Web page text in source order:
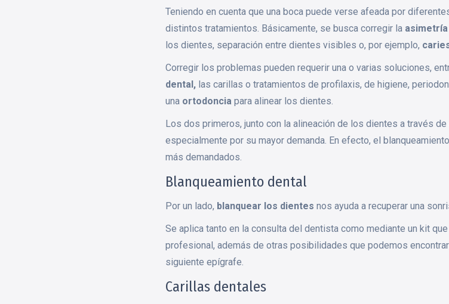
Teniendo en cuenta que una boca puede verse afeada por
distintos tratamientos. Básicamente, se busca corregir la
los dientes, separación entre dientes visibles o, por ejemplo,
Corregir los problemas pueden requerir una o varias soluciones,
dental, las carillas o tratamientos de profilaxis, de higiene,
una ortodoncia para alinear los dientes.
Los dos primeros, junto con la alineación de los dientes a través
especialmente por su mayor demanda. En efecto, el
más demandados.
Blanqueamiento dental
Por un lado, blanquear los dientes nos ayuda a recuperar una
Se aplica tanto en la consulta del dentista como mediante un kit
profesional, además de otras posibilidades que podemos
siguiente epígrafe.
Carillas dentales